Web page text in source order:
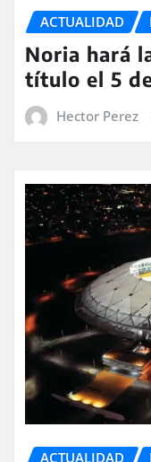
ACTUALIDAD
Noria hará
título el 5
Hector Perez
ACTUALIDAD